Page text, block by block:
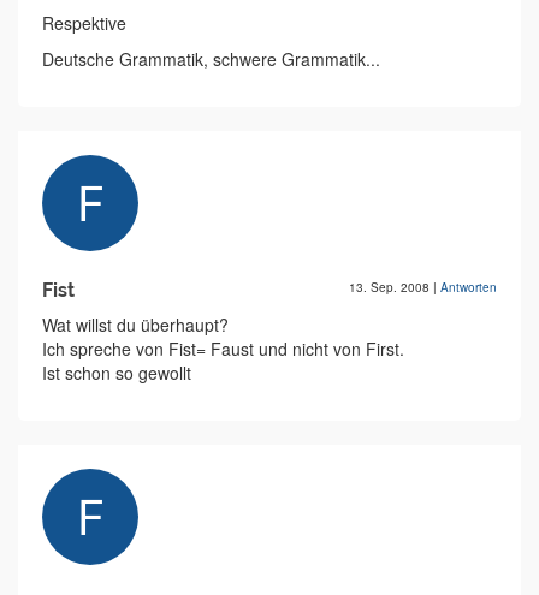
Respektive
Deutsche Grammatik, schwere Grammatik...
Fist 13. Sep. 2008 | Antworten
Wat willst du überhaupt?
Ich spreche von Fist= Faust und nicht von First.
Ist schon so gewollt